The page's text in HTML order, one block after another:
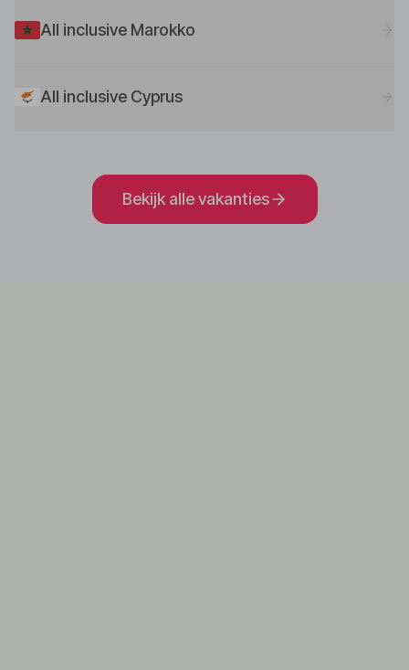
All inclusive Marokko
All inclusive Cyprus
Bekijk alle vakanties